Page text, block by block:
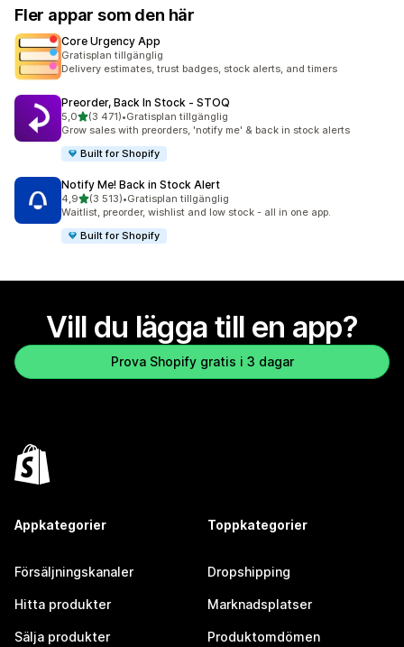
Fler appar som den här
Core Urgency App
Gratisplan tillgänglig
Delivery estimates, trust badges, stock alerts, and timers
Preorder, Back In Stock ‑ STOQ
5,0av 5 stjärnor
(3 471)
3471 recensioner totalt
•Gratisplan tillgänglig
Grow sales with preorders, 'notify me' & back in stock alerts
Built for Shopify
Notify Me! Back in Stock Alert
4,9av 5 stjärnor
(3 513)
3513 recensioner totalt
•Gratisplan tillgänglig
Waitlist, preorder, wishlist and low stock - all in one app.
Built for Shopify
Vill du lägga till en app?
Prova Shopify gratis i 3 dagar
Appkategorier
Försäljningskanaler
Hitta produkter
Sälja produkter
Toppkategorier
Dropshipping
Marknadsplatser
Produktomdömen